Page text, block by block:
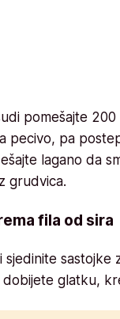
pomešajte 200
pecivo, pa
lagano da
grudvica.
fila od sira
sjedinite sastojke
glatku,